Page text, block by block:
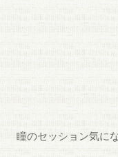
瞳のセッション気に